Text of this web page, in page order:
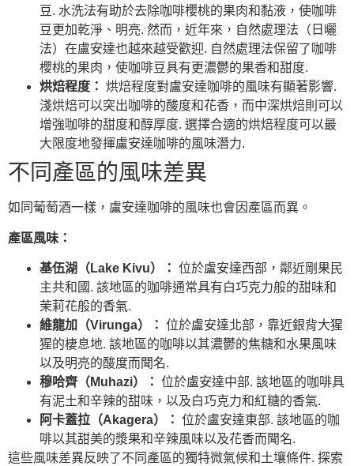
豆. 水洗法有助於去除咖啡櫻桃的果肉和黏液，使咖啡
豆更加乾淨、明亮. 然而，近年來，自然處理法（日曬
法）在盧安達也越來越受歡迎. 自然處理法保留了咖啡
櫻桃的果肉，使咖啡豆具有更濃鬱的果香和甜度.
烘焙程度： 烘焙程度對盧安達咖啡的風味有顯著影響.
淺烘焙可以突出咖啡的酸度和花香，而中深烘焙則可以
增強咖啡的甜度和醇厚度. 選擇合適的烘焙程度可以最
大限度地發揮盧安達咖啡的風味潛力.
不同產區的風味差異
如同葡萄酒一樣，盧安達咖啡的風味也會因產區而異。
產區風味：
基伍湖（Lake Kivu）： 位於盧安達西部，鄰近剛果民
主共和國. 該地區的咖啡通常具有白巧克力般的甜味和
茉莉花般的香氣.
維龍加（Virunga）： 位於盧安達北部，靠近銀背大猩
猩的棲息地. 該地區的咖啡以其濃鬱的焦糖和水果風味
以及明亮的酸度而聞名.
穆哈齊（Muhazi）： 位於盧安達中部. 該地區的咖啡具
有泥土和辛辣的甜味，以及白巧克力和紅糖的香氣.
阿卡蓋拉（Akagera）： 位於盧安達東部. 該地區的咖
啡以其甜美的漿果和辛辣風味以及花香而聞名.
這些風味差異反映了不同產區的獨特微氣候和土壤條件. 探索